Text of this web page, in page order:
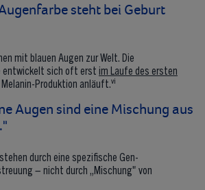
steht bei Geburt
mit blauen Augen zur Welt. Die
entwickelt sich oft erst im Laufe des ersten
Melanin-Produktion anläuft. vi
Augen sind eine Mischung aus
durch eine spezifische Gen-
– nicht durch „Mischung" von